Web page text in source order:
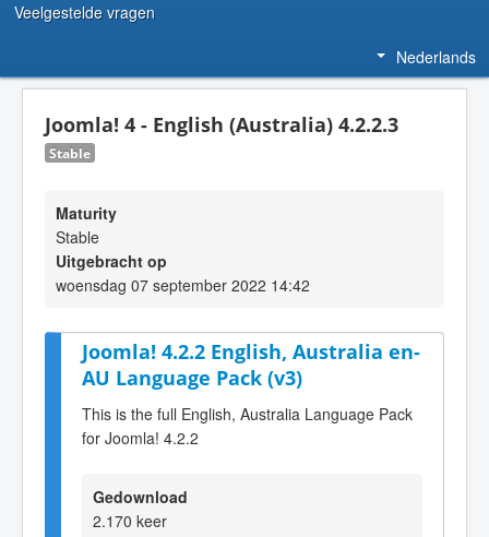
Veelgestelde vragen
Nederlands
Joomla! 4 - English (Australia) 4.2.2.3
Stable
Maturity
Stable
Uitgebracht op
woensdag 07 september 2022 14:42
Joomla! 4.2.2 English, Australia en-
AU Language Pack (v3)
This is the full English, Australia Language Pack
for Joomla! 4.2.2
Gedownload
2.170 keer